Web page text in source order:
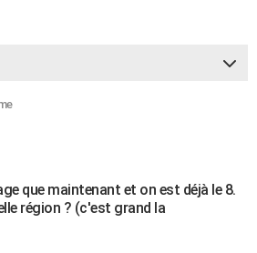
que maintenant et on est déjà le 8.
région ? (c'est grand la